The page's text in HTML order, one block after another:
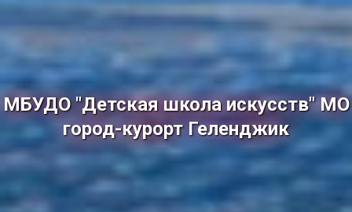
МБУДО "Детская школа искусств" МО
город-курорт Геленджик